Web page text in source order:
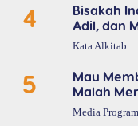
4
Bisakah
Adil, dan
Kata Alkitab
5
Mau
Malah
Media Program